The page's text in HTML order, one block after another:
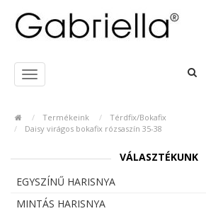
Termékeink
Térdfix/Bokafix
Daisy virágos bokafix rózsaszín 35-38
VÁLASZTÉKUNK
EGYSZÍNŰ HARISNYA
MINTÁS HARISNYA